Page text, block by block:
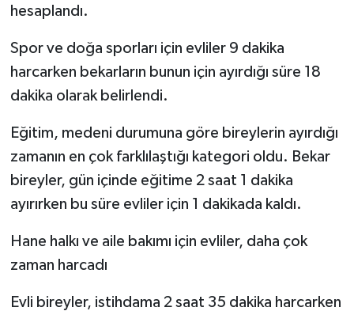
hesaplandı.
Spor ve doğa sporları için evliler 9 dakika
harcarken bekarların bunun için ayırdığı süre 18
dakika olarak belirlendi.
Eğitim, medeni durumuna göre bireylerin ayırdığı
zamanın en çok farklılaştığı kategori oldu. Bekar
bireyler, gün içinde eğitime 2 saat 1 dakika
ayırırken bu süre evliler için 1 dakikada kaldı.
Hane halkı ve aile bakımı için evliler, daha çok
zaman harcadı
Evli bireyler, istihdama 2 saat 35 dakika harcarken